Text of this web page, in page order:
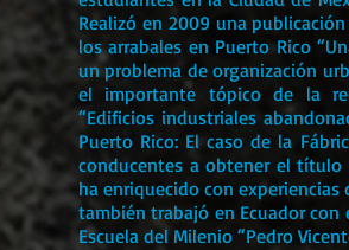
Realizó en 2009 una
los arrabales en Puerto Rico
un problema de organización
el importante tópico de la
“Edificios industriales
Puerto Rico: El caso de la
conducentes a obtener el título
ha enriquecido con experiencias
también trabajó en Ecuador con
Escuela del Milenio “Pedro